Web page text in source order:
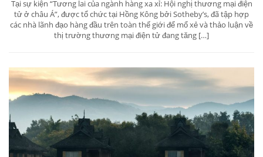
Tại sự kiện “Tương lai của ngành hàng xa xỉ: Hội nghị thương mại điện
tử ở châu Á”, được tổ chức tại Hồng Kông bởi Sotheby’s, đã tập hợp
các nhà lãnh đạo hàng đầu trên toàn thế giới để mổ xẻ và thảo luận về
thị trường thương mại điện tử đang tăng […]